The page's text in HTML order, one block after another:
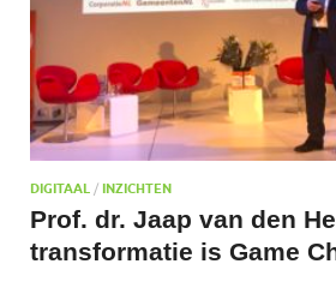
DIGITAAL / INZICHTEN
Prof. dr. Jaap van den
transformatie is Game